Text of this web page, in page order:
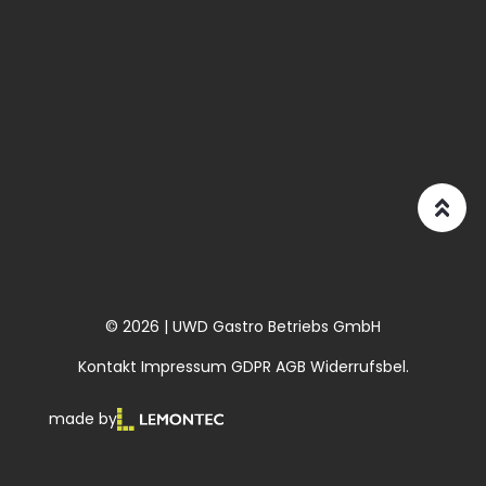
© 2026 | UWD Gastro Betriebs GmbH
Kontakt Impressum GDPR AGB Widerrufsbel.
made by